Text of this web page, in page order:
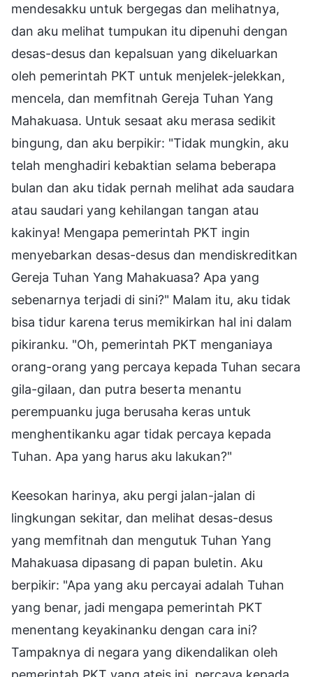
mendesakku untuk bergegas dan melihatnya,
dan aku melihat tumpukan itu dipenuhi dengan
desas-desus dan kepalsuan yang dikeluarkan
oleh pemerintah PKT untuk menjelek-jelekkan,
mencela, dan memfitnah Gereja Tuhan Yang
Mahakuasa. Untuk sesaat aku merasa sedikit
bingung, dan aku berpikir: "Tidak mungkin, aku
telah menghadiri kebaktian selama beberapa
bulan dan aku tidak pernah melihat ada saudara
atau saudari yang kehilangan tangan atau
kakinya! Mengapa pemerintah PKT ingin
menyebarkan desas-desus dan mendiskreditkan
Gereja Tuhan Yang Mahakuasa? Apa yang
sebenarnya terjadi di sini?" Malam itu, aku tidak
bisa tidur karena terus memikirkan hal ini dalam
pikiranku. "Oh, pemerintah PKT menganiaya
orang-orang yang percaya kepada Tuhan secara
gila-gilaan, dan putra beserta menantu
perempuanku juga berusaha keras untuk
menghentikanku agar tidak percaya kepada
Tuhan. Apa yang harus aku lakukan?"
Keesokan harinya, aku pergi jalan-jalan di
lingkungan sekitar, dan melihat desas-desus
yang memfitnah dan mengutuk Tuhan Yang
Mahakuasa dipasang di papan buletin. Aku
berpikir: "Apa yang aku percayai adalah Tuhan
yang benar, jadi mengapa pemerintah PKT
menentang keyakinanku dengan cara ini?
Tampaknya di negara yang dikendalikan oleh